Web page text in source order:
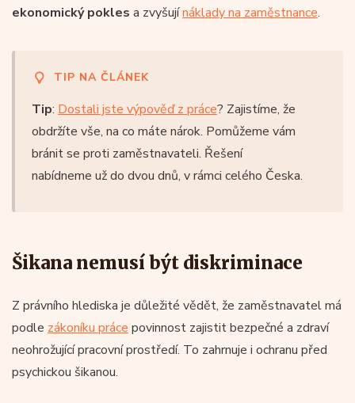
ekonomický pokles a zvyšujínáklady na zaměstnance.
TIP NA ČLÁNEK
Tip: Dostali jste výpověď z práce? Zajistíme, že
obdržíte vše, na co máte nárok. Pomůžeme vám
bránit se proti zaměstnavateli. Řešení
nabídneme už do dvou dnů, v rámci celého Česka.
Šikana nemusí být diskriminace
Z právního hlediska je důležité vědět, že zaměstnavatel má
podle zákoníku práce povinnost zajistit bezpečné a zdraví
neohrožující pracovní prostředí. To zahrnuje i ochranu před
psychickou šikanou.